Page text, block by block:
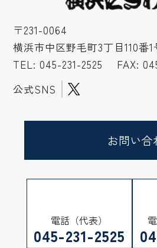
〒231-0064
横浜市中区野毛町3丁目110番1
TEL: 045-231-2525
FAX:
公式SNS
お問い合
電話（代表）
045-231-2525